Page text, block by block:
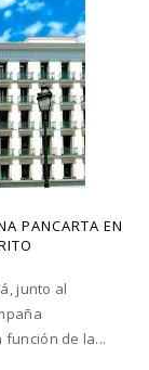
PANCARTA EN
junto al
función de la...